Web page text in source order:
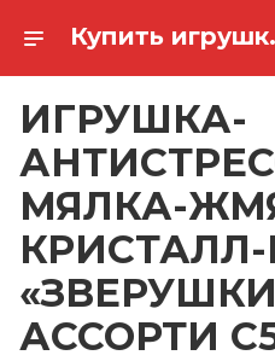
Купить игрушка-
ИГРУШКА-
МЯЛКА-
АССОРТИ